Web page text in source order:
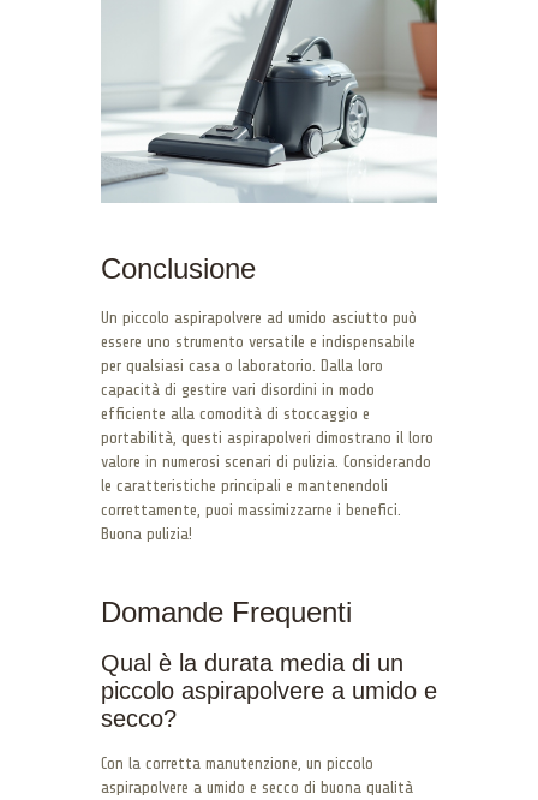
Conclusione
Un piccolo aspirapolvere ad umido asciutto può
essere uno strumento versatile e indispensabile
per qualsiasi casa o laboratorio. Dalla loro
capacità di gestire vari disordini in modo
efficiente alla comodità di stoccaggio e
portabilità, questi aspirapolveri dimostrano il loro
valore in numerosi scenari di pulizia. Considerando
le caratteristiche principali e mantenendoli
correttamente, puoi massimizzarne i benefici.
Buona pulizia!
Domande Frequenti
Qual è la durata media di un
piccolo aspirapolvere a umido e
secco?
Con la corretta manutenzione, un piccolo
aspirapolvere a umido e secco di buona qualità